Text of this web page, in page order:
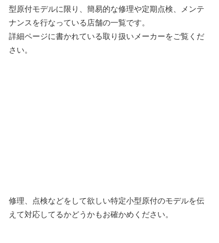
型原付モデルに限り、簡易的な修理や定期点検、メンテ
ナンスを行なっている店舗の一覧です。
詳細ページに書かれている取り扱いメーカーをご覧くだ
さい。
修理、点検などをして欲しい特定小型原付のモデルを伝
えて対応してるかどうかもお確かめください。